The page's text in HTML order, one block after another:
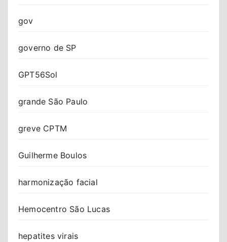
gov
governo de SP
GPT56Sol
grande São Paulo
greve CPTM
Guilherme Boulos
harmonização facial
Hemocentro São Lucas
hepatites virais